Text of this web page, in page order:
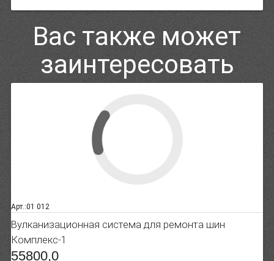
Вас также может
заинтересовать
Арт.:01 012
Вулканизационная система для ремонта шин
Комплекс-1
55800,0